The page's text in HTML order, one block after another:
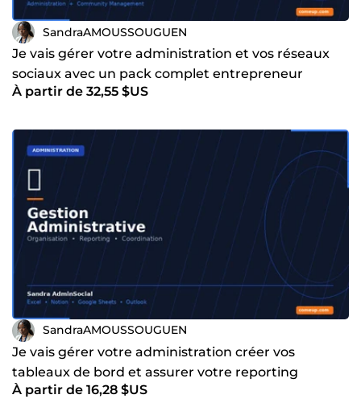
SandraAMOUSSOUGUEN
Je vais gérer votre administration et vos réseaux
sociaux avec un pack complet entrepreneur
À partir de 32,55 $US
SandraAMOUSSOUGUEN
Je vais gérer votre administration créer vos
tableaux de bord et assurer votre reporting
À partir de 16,28 $US